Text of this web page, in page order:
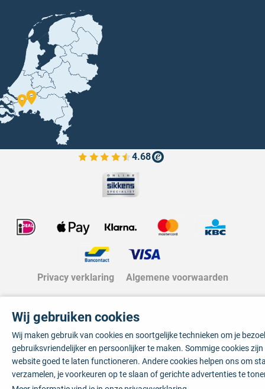
4.68
Bekijk de verfplaza beoordelingen
Privacy verklaring Algemene voorwaarden
Wij gebruiken cookies
Wij maken gebruik van cookies en soortgelijke technieken om je
gebruiksvriendelijker en persoonlijker te maken. Sommige cookies
website goed te laten functioneren. Andere cookies helpen ons om
verzamelen, je voorkeuren op te slaan of gerichte advertenties te